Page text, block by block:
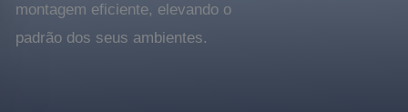
montagem eficiente, elevando o
padrão dos seus ambientes.